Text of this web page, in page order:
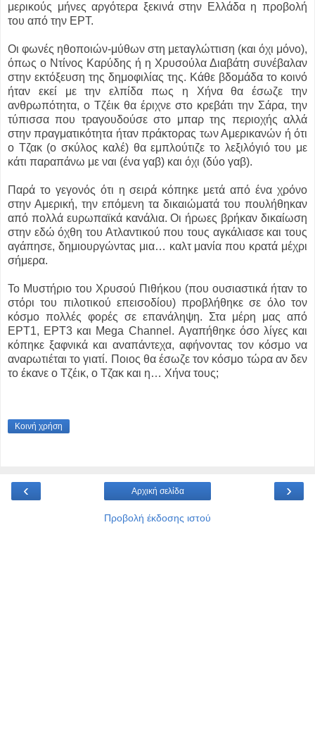
μερικούς μήνες αργότερα ξεκινά στην Ελλάδα η προβολή
του από την ΕΡΤ.
Οι φωνές ηθοποιών-μύθων στη μεταγλώττιση (και όχι μόνο),
όπως ο Ντίνος Καρύδης ή η Χρυσούλα Διαβάτη συνέβαλαν
στην εκτόξευση της δημοφιλίας της. Κάθε βδομάδα το κοινό
ήταν εκεί με την ελπίδα πως η Χήνα θα έσωζε την
ανθρωπότητα, ο Τζέικ θα έριχνε στο κρεβάτι την Σάρα, την
τύπισσα που τραγουδούσε στο μπαρ της περιοχής αλλά
στην πραγματικότητα ήταν πράκτορας των Αμερικανών ή ότι
ο Τζακ (ο σκύλος καλέ) θα εμπλούτιζε το λεξιλόγιό του με
κάτι παραπάνω με ναι (ένα γαβ) και όχι (δύο γαβ).
Παρά το γεγονός ότι η σειρά κόπηκε μετά από ένα χρόνο
στην Αμερική, την επόμενη τα δικαιώματά του πουλήθηκαν
από πολλά ευρωπαϊκά κανάλια. Οι ήρωες βρήκαν δικαίωση
στην εδώ όχθη του Ατλαντικού που τους αγκάλιασε και τους
αγάπησε, δημιουργώντας μια… καλτ μανία που κρατά μέχρι
σήμερα.
Το Μυστήριο του Χρυσού Πιθήκου (που ουσιαστικά ήταν το
στόρι του πιλοτικού επεισοδίου) προβλήθηκε σε όλο τον
κόσμο πολλές φορές σε επανάληψη. Στα μέρη μας από
ΕΡΤ1, ΕΡΤ3 και Mega Channel. Αγαπήθηκε όσο λίγες και
κόπηκε ξαφνικά και αναπάντεχα, αφήνοντας τον κόσμο να
αναρωτιέται το γιατί. Ποιος θα έσωζε τον κόσμο τώρα αν δεν
το έκανε ο Τζέικ, ο Τζακ και η… Χήνα τους;
Κοινή χρήση
‹ ›
Αρχική σελίδα
Προβολή έκδοσης ιστού